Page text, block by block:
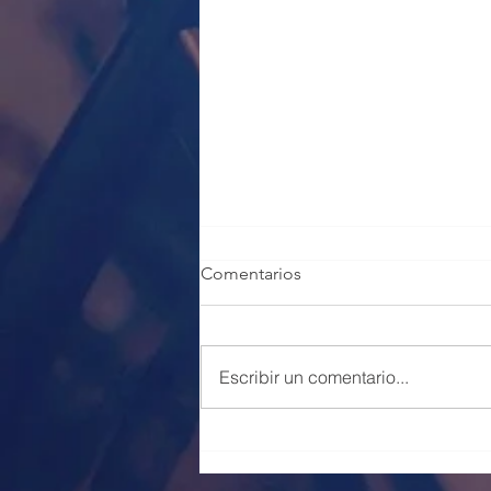
Comentarios
Escribir un comentario...